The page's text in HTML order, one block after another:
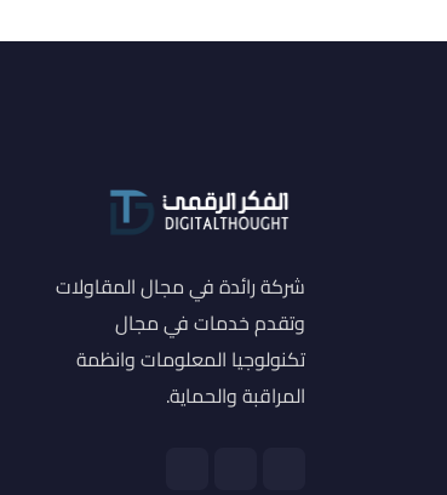
شركة رائدة في مجال المقاولات
وتقدم خدمات في مجال
تكنولوجيا المعلومات وانظمة
المراقبة والحماية.